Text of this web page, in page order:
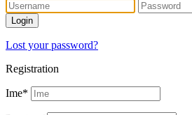
Lost your password?
Registration
Ime*